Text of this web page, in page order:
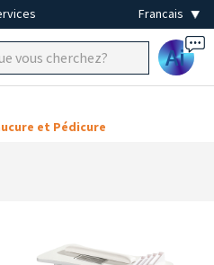
Ai
et Pédicure